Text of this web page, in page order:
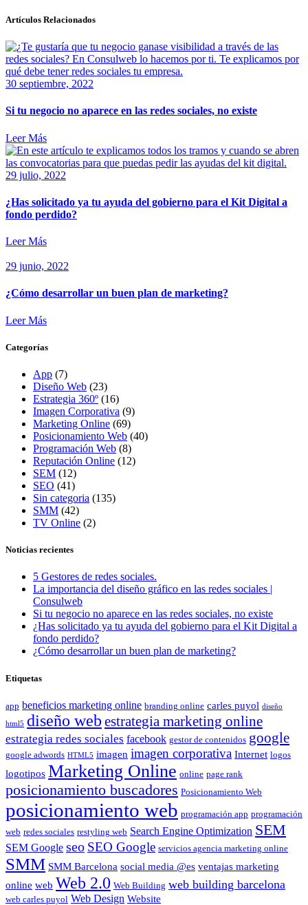
Artículos Relacionados
30 septiembre, 2022
Si tu negocio no aparece en las redes sociales, no existe
Leer Más
29 julio, 2022
¿Has solicitado ya tu ayuda del gobierno para el Kit Digital a
fondo perdido?
Leer Más
29 junio, 2022
¿Cómo desarrollar un buen plan de marketing?
Leer Más
Categorías
App (7)
Diseño Web (23)
Estrategia 360º (16)
Imagen Corporativa (9)
Marketing Online (69)
Posicionamiento Web (40)
Programación Web (8)
Reputación Online (12)
SEM (12)
SEO (41)
Sin categoria (135)
SMM (42)
TV Online (2)
Noticias recientes
5 Gestores de redes sociales.
La importancia del diseño gráfico en las redes sociales |
Consulweb
Si tu negocio no aparece en las redes sociales, no existe
¿Has solicitado ya tu ayuda del gobierno para el Kit Digital a
fondo perdido?
¿Cómo desarrollar un buen plan de marketing?
Etiquetas
app beneficios marketing online branding online carles puyol diseño
html5 diseño web estrategia marketing online
estrategia redes sociales facebook gestor de contenidos google
google adwords HTML5 imagen imagen corporativa Internet logos
logotipos Marketing Online online page rank
posicionamiento buscadores Posicionamiento Web
posicionamiento web programación app programación
web redes sociales restyling web Search Engine Optimization SEM
SEM Google seo SEO Google servicios agencia marketing online
SMM SMM Barcelona social media @es ventajas marketing
online web Web 2.0 Web Building web building barcelona
web carles puyol Web Design Website